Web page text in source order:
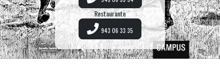
Restaurante
943 06 33 35